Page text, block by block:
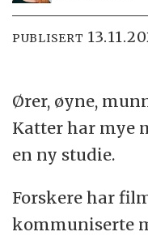
PUBLISERT
Ører, øyne,
Katter har mye
en ny studie.
Forskere har
kommuniserte